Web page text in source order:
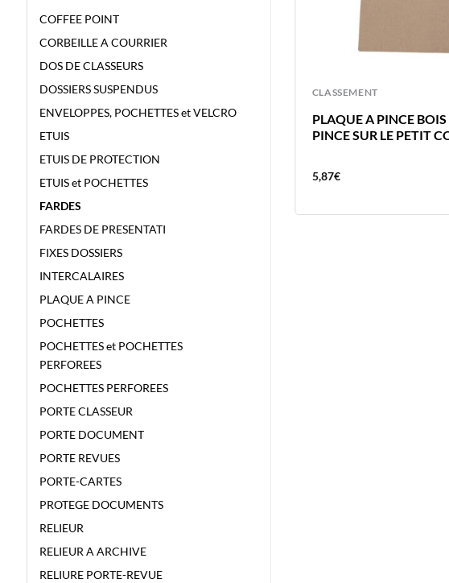
COFFEE POINT
CORBEILLE A COURRIER
DOS DE CLASSEURS
DOSSIERS SUSPENDUS
ENVELOPPES, POCHETTES et VELCRO
ETUIS
ETUIS DE PROTECTION
ETUIS et POCHETTES
FARDES
FARDES DE PRESENTATI
FIXES DOSSIERS
INTERCALAIRES
PLAQUE A PINCE
POCHETTES
POCHETTES et POCHETTES
PERFOREES
POCHETTES PERFOREES
PORTE CLASSEUR
PORTE DOCUMENT
PORTE REVUES
PORTE-CARTES
PROTEGE DOCUMENTS
RELIEUR
RELIEUR A ARCHIVE
RELIURE PORTE-REVUE
CLASSEMENT
PLAQUE A PINCE BOIS
PINCE SUR LE PETIT
5,87€
CLASSEMENT
POCHETTE A4 PP 10 DIV P/10 10
POCHETTES PERFOREES A4 POUR
11,32 €